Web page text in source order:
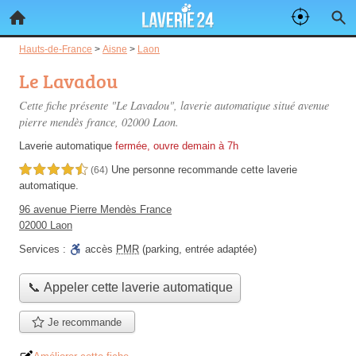
Hauts-de-France > Aisne > Laon
Le Lavadou
Cette fiche présente "Le Lavadou", laverie automatique situé avenue
pierre mendès france, 02000 Laon.
Laverie automatique fermée, ouvre demain à 7h
4,5 étoiles sur 5 (64) Une personne recommande cette laverie
automatique.
96 avenue Pierre Mendès France
02000 Laon
Services :
accès PMR (parking, entrée adaptée)
📞 Appeler cette laverie automatique
Je recommande